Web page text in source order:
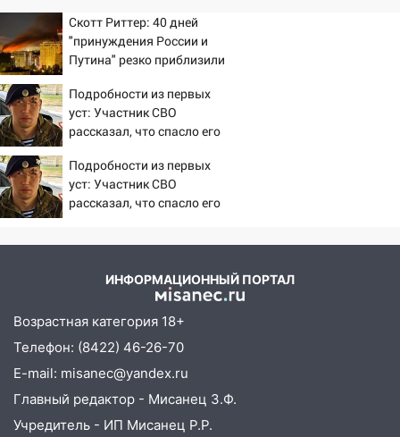
05:18
Судьба готовит сюрприз: гороскоп
на 8 августа — кому повезет с
деньгами, а кого ждет неожиданная
встреча
04:47
В Ульяновской области объявили
ракетную опасность: звучат сирены
07.08.2026
20:40
Ульяновские аграрии смогут
купить тракторы с отсрочкой платежа
до декабря
В следственном управлении
состоялось торжественное
мероприятие, приуроченное к
празднованию Дня сотрудника органов
следствия Российской Федерации
19:30
Ульяновцев приглашают
поддержать «Симбирскую чебурашку»
на фестивале «ФормАРТ»
Скотт Риттер: 40 дней
"принуждения России и
Путина" резко приблизили
Подробности из первых
уст: Участник СВО
рассказал, что спасло его
Подробности из первых
уст: Участник СВО
рассказал, что спасло его
ИНФОРМАЦИОННЫЙ ПОРТАЛ
Возрастная категория 18+
Телефон: (8422) 46-26-70
E-mail: misanec@yandex.ru
Главный редактор - Мисанец З.Ф.
Учредитель - ИП Мисанец Р.Р.